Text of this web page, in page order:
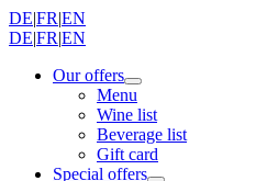
DE|FR|EN
DE|FR|EN
Our offers
Menu
Wine list
Beverage list
Gift card
Special offers